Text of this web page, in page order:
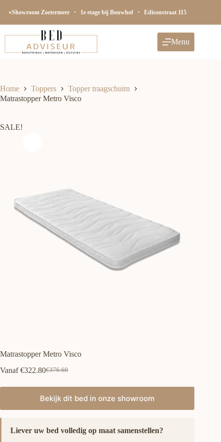
naar
●Showroom Zoetermeer • 1e etage bij Bouwhof • Edisonstraat 115
Menu
Home Toppers
Topper traagschuim
Matrastopper Metro Visco
SALE!
Matrastopper Metro Visco
Vanaf
€376.60
Oorspronkelijke
€376.60.
€322.80Huidige
€322.80.
Bekijk dit bed in onze showroom
Liever uw bed volledig op maat samenstellen?